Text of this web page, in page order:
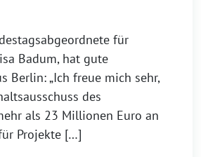
für
Badum, hat gute
Berlin: „Ich freue mich sehr,
des
als 23 Millionen Euro an
Projekte […]